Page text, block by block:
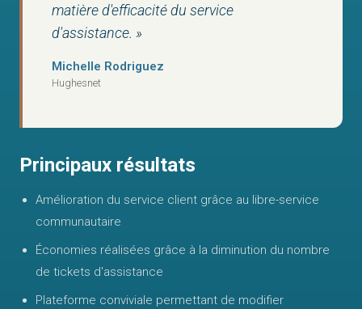
matière d'efficacité du service
d'assistance. »
Michelle Rodriguez
Hughesnet
Principaux résultats
Amélioration du service client grâce au libre-service
communautaire
Économies réalisées grâce à la diminution du nombre
de tickets d'assistance
Plateforme conviviale permettant de modifier